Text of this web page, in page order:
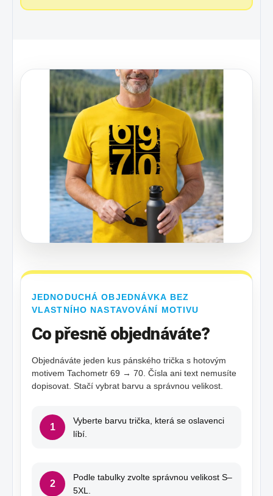
JEDNODUCHÁ OBJEDNÁVKA BEZ
VLASTNÍHO NASTAVOVÁNÍ MOTIVU
Co přesně objednáváte?
Objednáváte jeden kus pánského trička s hotovým
motivem Tachometr 69 → 70. Čísla ani text nemusíte
dopisovat. Stačí vybrat barvu a správnou velikost.
1
Vyberte barvu trička, která se oslavenci
líbí.
2
Podle tabulky zvolte správnou velikost S–
5XL.